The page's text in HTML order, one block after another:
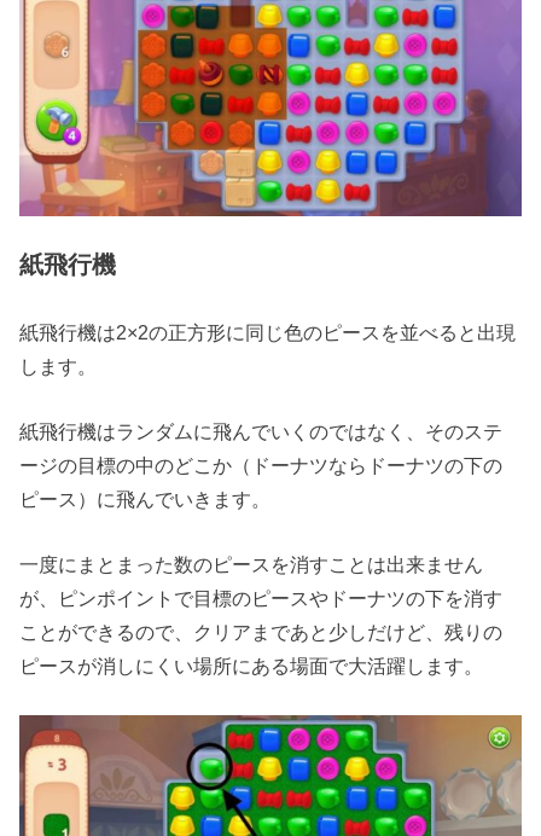
紙飛行機
紙飛行機は2×2の正方形に同じ色のピースを並べると出現
します。
紙飛行機はランダムに飛んでいくのではなく、そのステ
ージの目標の中のどこか（ドーナツならドーナツの下の
ピース）に飛んでいきます。
一度にまとまった数のピースを消すことは出来ません
が、ピンポイントで目標のピースやドーナツの下を消す
ことができるので、クリアまであと少しだけど、残りの
ピースが消しにくい場所にある場面で大活躍します。